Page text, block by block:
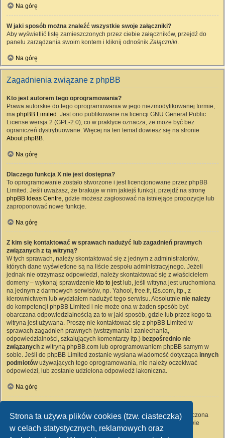
Strona ta używa plików cookies (tzw. ciasteczka)
w celach statystycznych, reklamowych oraz
Na górę
W jaki sposób można znaleźć wszystkie swoje załączniki?
Aby wyświetlić listę zamieszczonych przez ciebie załączników, przejdź do
panelu zarządzania swoim kontem i kliknij odnośnikZałączniki.
Na górę
Zagadnienia związane z phpBB
Kto jest autorem tego oprogramowania?
Prawa autorskie do tego oprogramowania w jego niezmodyfikowanej formie,
ma phpBB Limited . Jest ono publikowane na licencji GNU General Public
License wersja 2 (GPL-2.0), co w praktyce oznacza, że może być bez
ograniczeń dystrybuowane. Więcej na ten temat dowiesz się na stronie
About phpBB.
Na górę
Dlaczego funkcja X nie jest dostępna?
To oprogramowanie zostało stworzone i jest licencjonowane przez phpBB
Limited. Jeśli uważasz, że brakuje w nim jakiejś funkcji, przejdź na stronę
phpBB Ideas Centre, gdzie możesz zagłosować na istniejące propozycje lub
zaproponować nowe funkcje.
Na górę
Z kim się kontaktować w sprawach nadużyć lub zagadnień prawnych
związanych z tą witryną?
W tych sprawach, należy skontaktować się z jednym z administratorów,
których dane wyświetlone są na liście zespołu administracyjnego. Jeżeli
jednak nie otrzymasz odpowiedzi, należy skontaktować się z właścicielem
domeny – wykonaj sprawdzenie kto to jestlub, jeśli witryna jest uruchomiona
na jednym z darmowych serwisów, np. Yahoo!, free.fr, f2s.com, itp., z
kierownictwem lub wydziałem nadużyć tego serwisu. Absolutnie nie należy
do kompetencji phpBB Limited i nie może ona w żaden sposób być
obarczana odpowiedzialnością za to w jaki sposób, gdzie lub przez kogo ta
witryna jest używana. Proszę nie kontaktować się z phpBB Limited w
sprawach zagadnień prawnych (wstrzymania i zaniechania,
odpowiedzialności, szkalujących komentarzy itp.) bezpośrednio nie
związanych z witryną phpBB.com lub oprogramowaniem phpBB samym w
sobie. Jeśli do phpBB Limited zostanie wysłana wiadomość dotycząca innych
podmiotówużywających tego oprogramowania, nie należy oczekiwać
odpowiedzi, lub zostanie udzielona odpowiedź lakoniczna.
Na górę
Wszyscy użytkownicy witryny mogą używać – jeśli funkcja ta jest włączona
przez administratora witryny – formularza „Kontakt z nami”. Członkowie
witryny mogą także używać odnośnika „Zespół administracyjny”.